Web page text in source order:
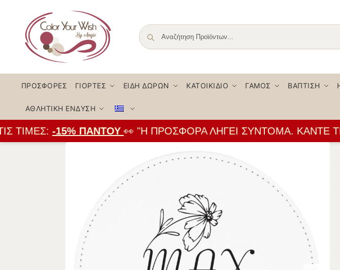
ΠΡΟΣΦΟΡΈΣ ΓΙΟΡΤΈΣ ΕΊΔΗ ΔΏΡΩΝ ΚΑΤΟΙΚΊΔΙΟ ΓΆΜΟΣ ΒΆΠΤΙΣΗ
ΑΘΛΗΤΙΚΉ ΈΝΔΥΣΗ
ΤΙΜΈΣ:-15% ΠΑΝΤΟΎ👀 "Η ΠΡΟΣΦΟΡΆ ΛΉΓΕΙ ΣΎΝΤΟΜΑ. ΚΆΝΤΕ ΤΙΣ